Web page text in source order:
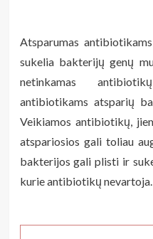
Atsparumas
sukelia bakterijų genų
netinkamas
antibiotikams atsparių
Veikiamos antibiotikų,
atspariosios gali toliau
bakterijos gali plisti ir
kurie antibiotikų nevartoja.